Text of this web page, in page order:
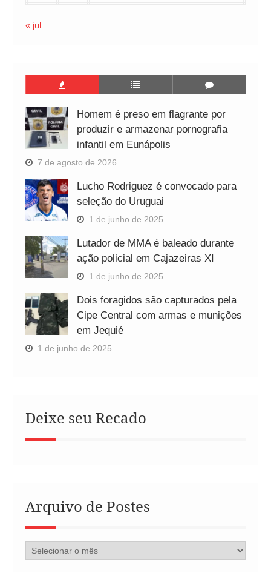
« jul
Homem é preso em flagrante por
produzir e armazenar pornografia
infantil em Eunápolis
7 de agosto de 2026
Lucho Rodriguez é convocado para
seleção do Uruguai
1 de junho de 2025
Lutador de MMA é baleado durante
ação policial em Cajazeiras XI
1 de junho de 2025
Dois foragidos são capturados pela
Cipe Central com armas e munições
em Jequié
1 de junho de 2025
Deixe seu Recado
Arquivo de Postes
Arquivo
de